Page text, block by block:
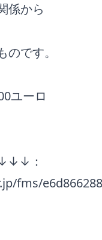
係から
です。
ユーロ
↓↓↓：
fms/